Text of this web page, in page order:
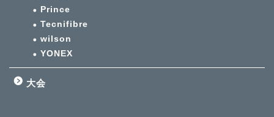
Prince
Tecnifibre
wilson
YONEX
大会